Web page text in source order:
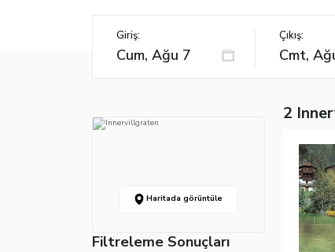
Giriş: Çıkış:
Haritada görüntüle
Filtreleme Sonuçları
2